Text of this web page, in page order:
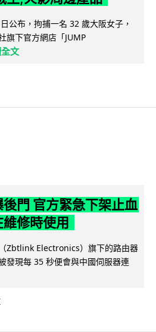
公布，拘捕一名 32 歲大阪女子，
旗下官方網店「JUMP
文
門 官方緊急下架止血
修時使用
Zbtlink Electronics）旗下的路由器
發現每 35 秒便會與中國伺服器連